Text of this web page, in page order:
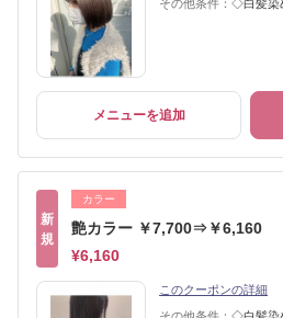
その他条件： ◇白髪染
メニューを追加
新
規
カラー
艶カラー ￥7,700⇒￥6,160
¥6,160
このクーポンの詳細